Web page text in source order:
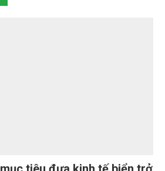
trì hoạt động hiệu quả, mở